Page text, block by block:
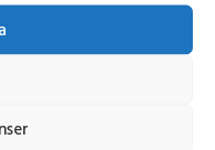
enkel att